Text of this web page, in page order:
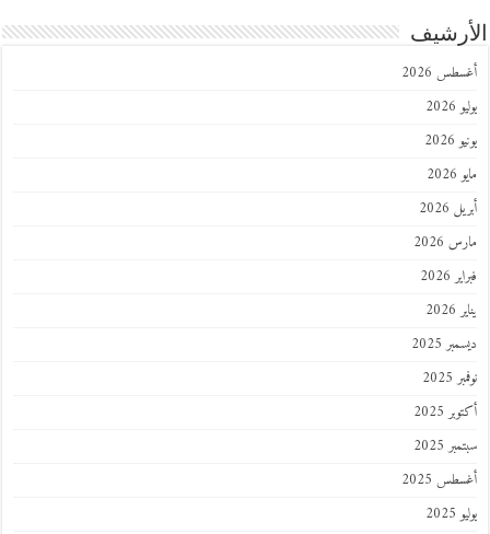
الأرشيف
أغسطس 2026
يوليو 2026
يونيو 2026
مايو 2026
أبريل 2026
مارس 2026
فبراير 2026
يناير 2026
ديسمبر 2025
نوفمبر 2025
أكتوبر 2025
سبتمبر 2025
أغسطس 2025
يوليو 2025